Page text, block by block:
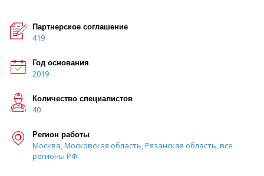
Партнерское соглашение
419
Год основания
2019
Количество специалистов
40
Регион работы
Москва, Московская область, Рязанская область, все
регионы РФ